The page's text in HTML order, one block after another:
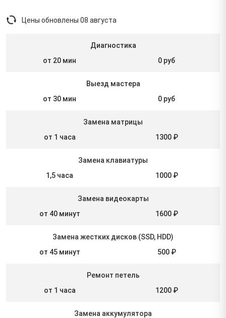
Цены обновлены 08 августа
Диагностика
от 20 мин
0 руб
Выезд мастера
от 30 мин
0 руб
Замена матрицы
от 1 часа
1300 ₽
Замена клавиатуры
1,5 часа
1000 ₽
Замена видеокарты
от 40 минут
1600 ₽
Замена жестких дисков (SSD, HDD)
от 45 минут
500 ₽
Ремонт петель
от 1 часа
1200 ₽
Замена аккумулятора